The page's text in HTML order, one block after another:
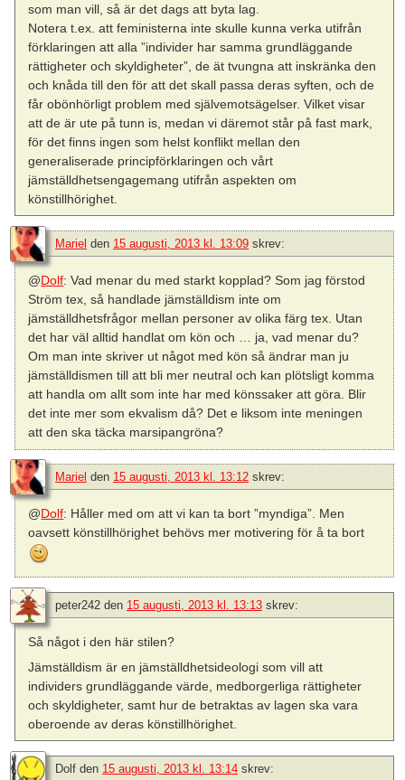
som man vill, så är det dags att byta lag.
Notera t.ex. att feministerna inte skulle kunna verka utifrån
förklaringen att alla ”individer har samma grundläggande
rättigheter och skyldigheter”, de ät tvungna att inskränka den
och knåda till den för att det skall passa deras syften, och de
får obönhörligt problem med självemotsägelser. Vilket visar
att de är ute på tunn is, medan vi däremot står på fast mark,
för det finns ingen som helst konflikt mellan den
generaliserade principförklaringen och vårt
jämställdhetsengagemang utifrån aspekten om
könstillhörighet.
Mariel den 15 augusti, 2013 kl. 13:09 skrev:
@Dolf: Vad menar du med starkt kopplad? Som jag förstod
Ström tex, så handlade jämställdism inte om
jämställdhetsfrågor mellan personer av olika färg tex. Utan
det har väl alltid handlat om kön och … ja, vad menar du?
Om man inte skriver ut något med kön så ändrar man ju
jämställdismen till att bli mer neutral och kan plötsligt komma
att handla om allt som inte har med könssaker att göra. Blir
det inte mer som ekvalism då? Det e liksom inte meningen
att den ska täcka marsipangröna?
Mariel den 15 augusti, 2013 kl. 13:12 skrev:
@Dolf: Håller med om att vi kan ta bort ”myndiga”. Men
oavsett könstillhörighet behövs mer motivering för å ta bort
peter242 den 15 augusti, 2013 kl. 13:13 skrev:
Så något i den här stilen?
Jämställdism är en jämställdhetsideologi som vill att
individers grundläggande värde, medborgerliga rättigheter
och skyldigheter, samt hur de betraktas av lagen ska vara
oberoende av deras könstillhörighet.
Dolf den 15 augusti, 2013 kl. 13:14 skrev: